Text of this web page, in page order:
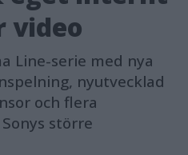
video
Line-serie med nya
nyutvecklad
och flera
större